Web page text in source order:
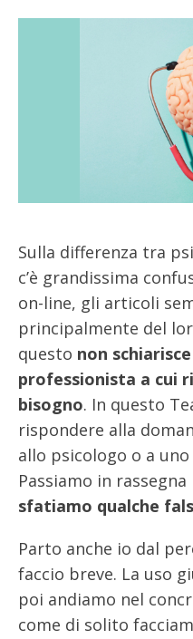
Sulla differenza tra
c’è grandissima
on-line, gli articoli
principalmente del
questo non
professionista a cui
bisogno. In questo
rispondere alla
allo psicologo o a
Passiamo in rassegna
sfatiamo qualche
Parto anche io dal
faccio breve. La uso
poi andiamo nel
come di solito